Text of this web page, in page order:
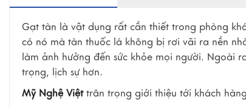
Gạt tàn là vật dụng rất cần thiết trong phòng
có nó mà tàn thuốc lá không bị rơi vãi ra nền
làm ảnh hưởng đến sức khỏe mọi người. Ngoài
trọng, lịch sự hơn.
Mỹ Nghệ Việttrân trọng giới thiệu tới khách hàng